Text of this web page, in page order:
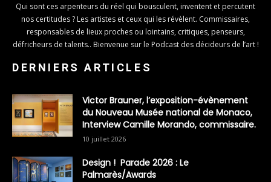
Qui sont ces arpenteurs du réel qui bousculent, inventent et percutent
nos certitudes ? Les artistes et ceux qui les révèlent. Commissaires,
responsables de lieux proches ou lointains, critiques, penseurs,
défricheurs de talents.. Bienvenue sur le Podcast des décideurs de l’art !
DERNIERS ARTICLES
Victor Brauner, l’exposition-évènement
du Nouveau Musée national de Monaco,
Interview Camille Morando, commissaire.
10 juillet 2026
Design ! Parade 2026 : Le
Palmarès/Awards